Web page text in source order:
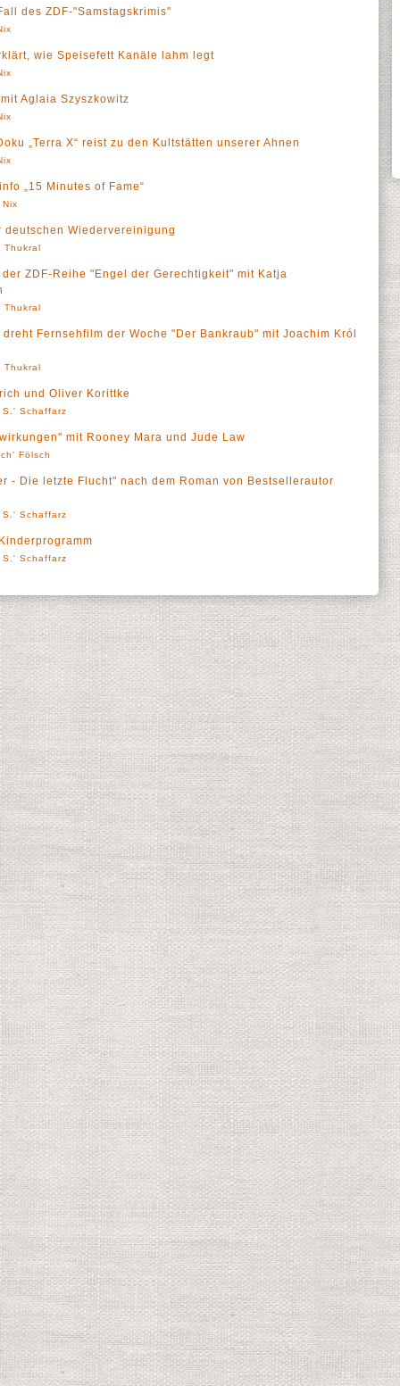
des ZDF-"Samstagskrimis"
wie Speisefett Kanäle lahm legt
Aglaia Szyszkowitz
„Terra X“ reist zu den Kultstätten unserer Ahnen
„15 Minutes of Fame“
deutschen Wiedervereinigung
Thukral
ZDF-Reihe "Engel der Gerechtigkeit" mit Katja
Thukral
Fernsehfilm der Woche "Der Bankraub" mit Joachim Król
Thukral
und Oliver Korittke
S.' Schaffarz
mit Rooney Mara und Jude Law
Fölsch
- Die letzte Flucht" nach dem Roman von Bestsellerautor
S.' Schaffarz
S.' Schaffarz